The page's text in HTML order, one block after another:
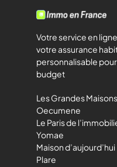
Votre service en
votre assurance
personnalisable
budget
Les Grandes Maisons
Oecumene
Le Paris de
Yomae
Maison d’aujourd’hui
Plare